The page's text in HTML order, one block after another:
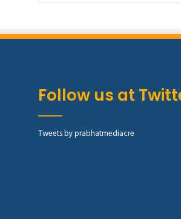
Follow us at
Tweets by prabhatmediacre